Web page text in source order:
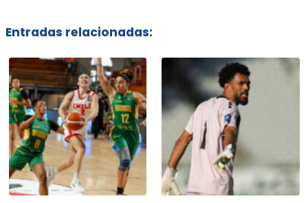
Entradas relacionadas: